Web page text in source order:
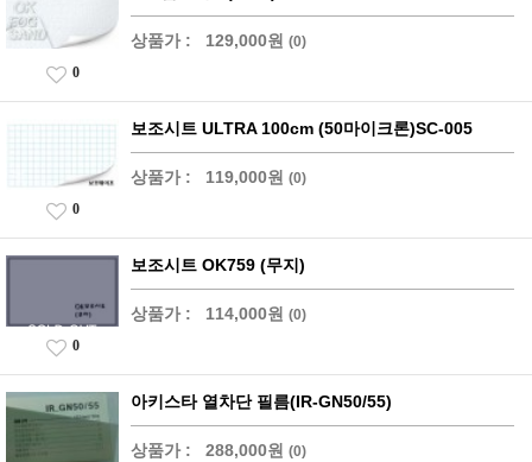
상품가 : 129,000원 (0)
0
보조시트 ULTRA 100cm (50마이크론)SC-005
상품가 : 119,000원 (0)
0
보조시트 OK759 (무지)
상품가 : 114,000원 (0)
0
아키스타 열차단 필름(IR-GN50/55)
상품가 : 288,000원 (0)